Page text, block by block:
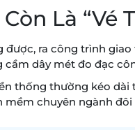
Là “Vé
được, ra công trình
dây mét đo đạc
thống thường kéo dài
chuyên ngành